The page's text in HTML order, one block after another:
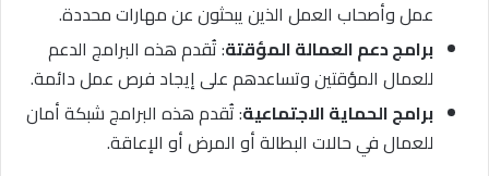
عمل وأصحاب العمل الذين يبحثون عن مهارات محددة.
برامج دعم العمالة المؤقتة: تُقدم هذه البرامج الدعم
للعمال المؤقتين وتساعدهم على إيجاد فرص عمل دائمة.
برامج الحماية الاجتماعية: تُقدم هذه البرامج شبكة أمان
للعمال في حالات البطالة أو المرض أو الإعاقة.